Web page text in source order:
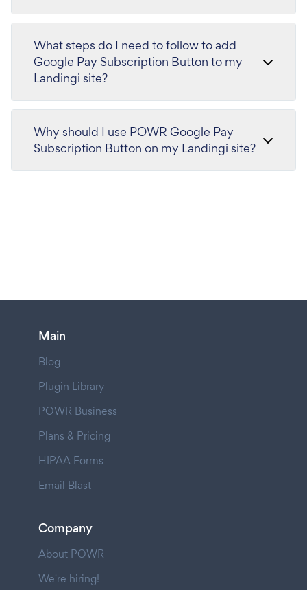
What steps do I need to follow to add
Google Pay Subscription Button to my
Landingi site?
Why should I use POWR Google Pay
Subscription Button on my Landingi site?
Main
Blog
Plugin Library
POWR Business
Plans & Pricing
HIPAA Forms
Email Blast
Company
About POWR
We're hiring!